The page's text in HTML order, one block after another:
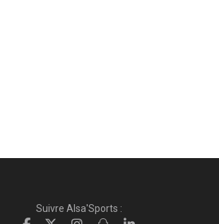
Suivre Alsa'Sports :